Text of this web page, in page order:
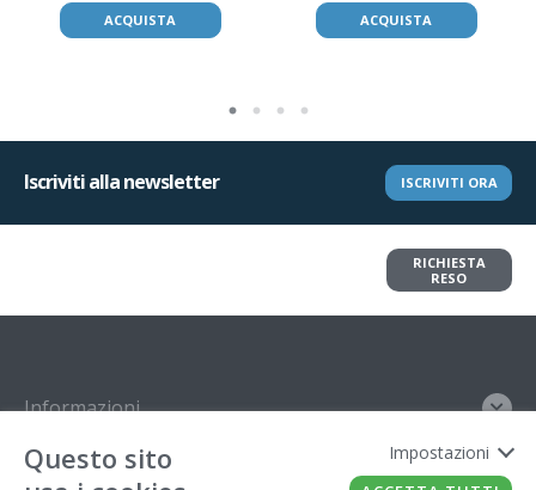
ACQUISTA ACQUISTA
Iscriviti alla newsletter ISCRIVITI ORA
RICHIESTA
RESO
Informazioni
Contatto
Questo sito
Impostazioni